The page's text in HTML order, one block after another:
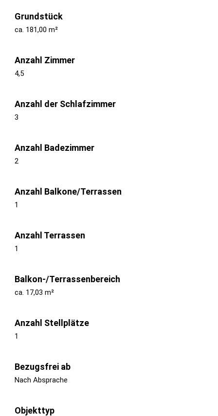
Grundstück
ca. 181,00 m²
Anzahl Zimmer
4,5
Anzahl der Schlafzimmer
3
Anzahl Badezimmer
2
Anzahl Balkone/Terrassen
1
Anzahl Terrassen
1
Balkon-/Terrassenbereich
ca. 17,03 m²
Anzahl Stellplätze
1
Bezugsfrei ab
Nach Absprache
Objekttyp